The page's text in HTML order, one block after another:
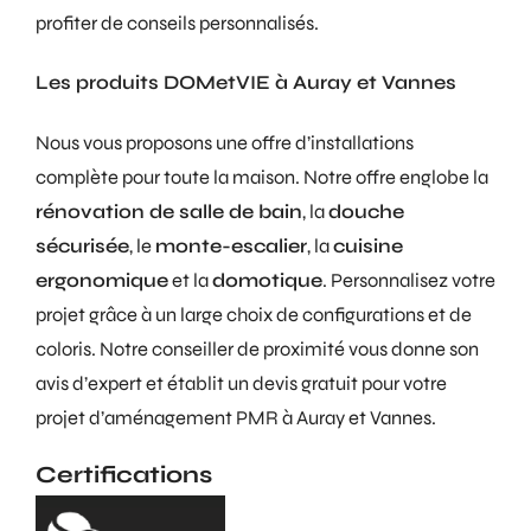
profiter de conseils personnalisés.
Les produits DOMetVIE à Auray et Vannes
Nous vous proposons une offre d’installations
complète pour toute la maison. Notre offre englobe la
rénovation de salle de bain, ladouche
sécurisée, le monte-escalier, lacuisine
ergonomiqueet ladomotique. Personnalisez votre
projet grâce à un large choix de configurations et de
coloris. Notre conseiller de proximité vous donne son
avis d’expert et établit un devis gratuit pour votre
projet d’aménagement PMR à Auray et Vannes.
Certifications